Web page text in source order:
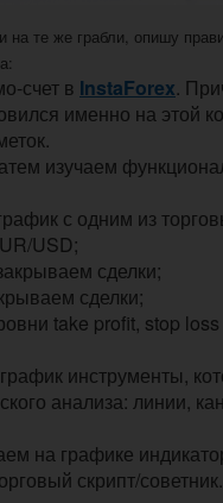
на те же грабли, опишу
счет в InstaForex.
именно на этой
изучаем
с одним из
USD;
сделки;
сделки;
take profit, stop
инструменты,
анализа: линии,
на графике
скрипт/советник.